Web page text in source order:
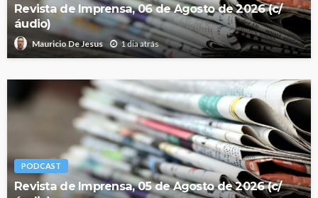
Revista de Imprensa, 06 de Agosto de 2026 (c/
áudio)
Mauricio De Jesus 1 dia atrás
PODCAST
Revista de Imprensa, 05 de Agosto de 2026 (c/